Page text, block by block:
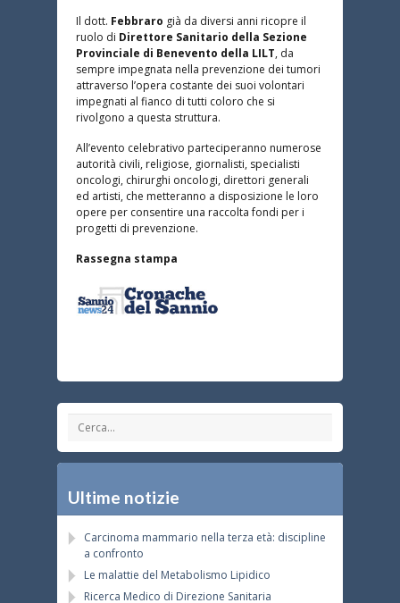
Il dott. Febbraro già da diversi anni ricopre il
ruolo di Direttore Sanitario della Sezione
Provinciale di Benevento della LILT, da
sempre impegnata nella prevenzione dei tumori
attraverso l’opera costante dei suoi volontari
impegnati al fianco di tutti coloro che si
rivolgono a questa struttura.
All’evento celebrativo parteciperanno numerose
autorità civili, religiose, giornalisti, specialisti
oncologi, chirurghi oncologi, direttori generali
ed artisti, che metteranno a disposizione le loro
opere per consentire una raccolta fondi per i
progetti di prevenzione.
Rassegna stampa
Ultime notizie
Carcinoma mammario nella terza età: discipline
a confronto
Le malattie del Metabolismo Lipidico
Ricerca Medico di Direzione Sanitaria